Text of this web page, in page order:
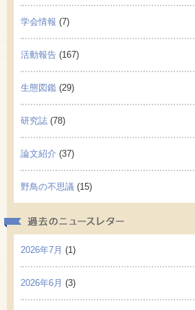
学会情報 (7)
活動報告 (167)
生態図鑑 (29)
研究誌 (78)
論文紹介 (37)
野鳥の不思議 (15)
2026年7月 (1)
2026年6月 (3)